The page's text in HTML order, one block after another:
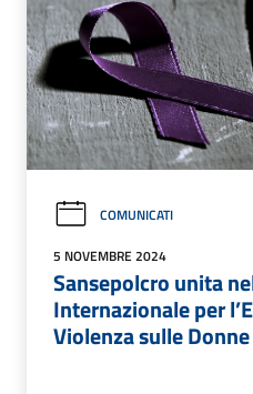
COMUNICATI
5 NOVEMBRE 2024
Sansepolcro unita
Internazionale per
Violenza sulle Donne